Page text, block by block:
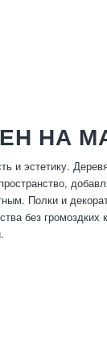
НА
и эстетику.
Полки и
без